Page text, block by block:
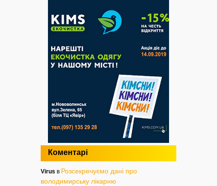
Коментарі
Virus в Розсекречуємо дані про
володимирську лікарню